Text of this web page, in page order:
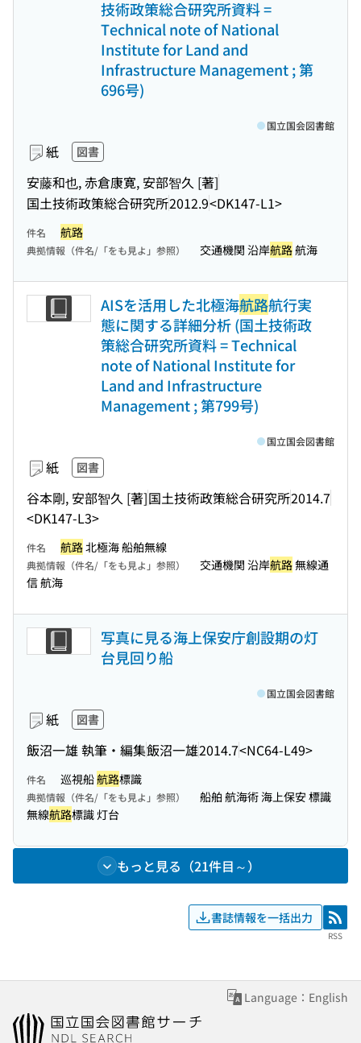
技術政策総合研究所資料 =
Technical note of National
Institute for Land and
Infrastructure Management ; 第
696号)
紙 図書
安藤和也, 赤倉康寛, 安部智久 [著]
国土技術政策総合研究所2012.9<DK147-L1>
国立国会図書館
件名 航路
典拠情報（件名/「をも見よ」参照） 交通機関 沿岸航路航海
AISを活用した北極海航路航行実
態に関する詳細分析 (国土技術政
策総合研究所資料 = Technical
note of National Institute for
Land and Infrastructure
Management ; 第799号)
紙 図書
谷本剛, 安部智久 [著]国土技術政策総合研究所2014.7
<DK147-L3>
国立国会図書館
件名 航路北極海 船舶無線
典拠情報（件名/「をも見よ」参照） 交通機関 沿岸航路無線通
信 航海
写真に見る海上保安庁創設期の灯
台見回り船
紙 図書
飯沼一雄 執筆・編集飯沼一雄2014.7<NC64-L49>
国立国会図書館
件名 巡視船航路標識
典拠情報（件名/「をも見よ」参照）
船舶 航海術 海上保安 標識
無線航路標識 灯台
もっと見る（21件目～）
書誌情報を一括出力 RSS
RSS
Language：English